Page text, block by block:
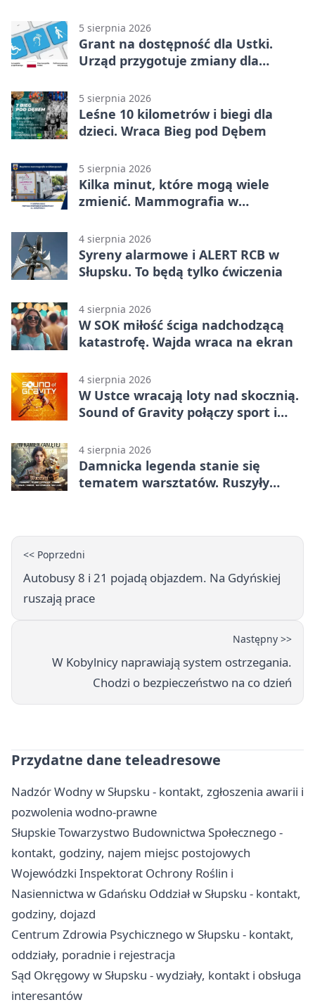
5 sierpnia 2026
Grant na dostępność dla Ustki.
Urząd przygotuje zmiany dla
5 sierpnia 2026
Leśne 10 kilometrów i biegi dla
dzieci. Wraca Bieg pod Dębem
5 sierpnia 2026
Kilka minut, które mogą wiele
zmienić. Mammografia w
4 sierpnia 2026
Syreny alarmowe i ALERT RCB w
Słupsku. To będą tylko ćwiczenia
4 sierpnia 2026
W SOK miłość ściga nadchodzącą
katastrofę. Wajda wraca na ekran
4 sierpnia 2026
W Ustce wracają loty nad skocznią.
Sound of Gravity połączy sport i
4 sierpnia 2026
Damnicka legenda stanie się
tematem warsztatów. Ruszyły
<< Poprzedni
Autobusy 8 i 21 pojadą objazdem. Na Gdyńskiej
ruszają prace
Następny >>
W Kobylnicy naprawiają system ostrzegania.
Chodzi o bezpieczeństwo na co dzień
Przydatne dane teleadresowe
Nadzór Wodny w Słupsku - kontakt, zgłoszenia awarii i
pozwolenia wodno-prawne
Słupskie Towarzystwo Budownictwa Społecznego -
kontakt, godziny, najem miejsc postojowych
Wojewódzki Inspektorat Ochrony Roślin i
Nasiennictwa w Gdańsku Oddział w Słupsku - kontakt,
godziny, dojazd
Centrum Zdrowia Psychicznego w Słupsku - kontakt,
oddziały, poradnie i rejestracja
Sąd Okręgowy w Słupsku - wydziały, kontakt i obsługa
interesantów